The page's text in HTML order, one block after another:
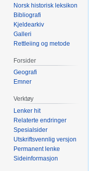
Norsk historisk leksikon
Bibliografi
Kjeldearkiv
Galleri
Rettleiing og metode
Forsider
Geografi
Emner
Verktøy
Lenker hit
Relaterte endringer
Spesialsider
Utskriftsvennlig versjon
Permanent lenke
Sideinformasjon